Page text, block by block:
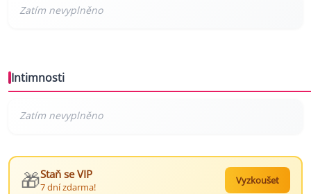
Intimnosti
🎁Staň se VIP
7 dní zdarma!
Vyzkoušet